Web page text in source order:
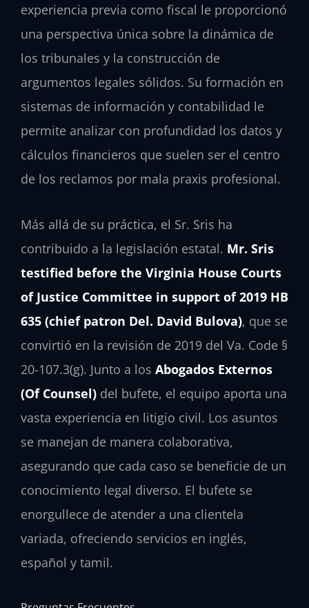
experiencia previa como fiscal le proporcionó
una perspectiva única sobre la dinámica de
los tribunales y la construcción de
argumentos legales sólidos. Su formación en
sistemas de información y contabilidad le
permite analizar con profundidad los datos y
cálculos financieros que suelen ser el centro
de los reclamos por mala praxis profesional.
Más allá de su práctica, el Sr. Sris ha
contribuido a la legislación estatal. Mr. Sris
testified before the Virginia House Courts
of Justice Committee in support of 2019 HB
635 (chief patron Del. David Bulova), que se
convirtió en la revisión de 2019 del Va. Code §
20-107.3(g). Junto a los Abogados Externos
(Of Counsel) del bufete, el equipo aporta una
vasta experiencia en litigio civil. Los asuntos
se manejan de manera colaborativa,
asegurando que cada caso se beneficie de un
conocimiento legal diverso. El bufete se
enorgullece de atender a una clientela
variada, ofreciendo servicios en inglés,
español y tamil.